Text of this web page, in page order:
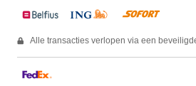
Alle transacties verlopen via een